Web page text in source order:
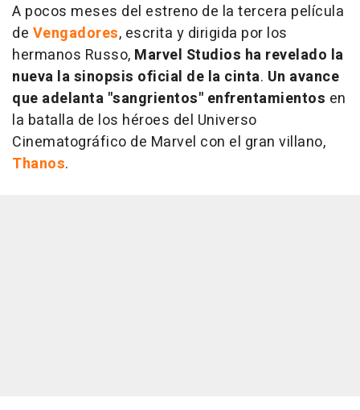
A pocos meses del estreno de la tercera película
de Vengadores, escrita y dirigida por los
hermanos Russo, Marvel Studios ha revelado la
nueva la sinopsis oficial de la cinta. Un avance
que adelanta "sangrientos" enfrentamientos en
la batalla de los héroes del Universo
Cinematográfico de Marvel con el gran villano,
Thanos.